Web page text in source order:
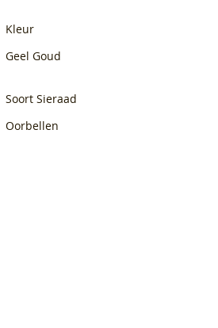
Kleur
Geel Goud
Soort Sieraad
Oorbellen